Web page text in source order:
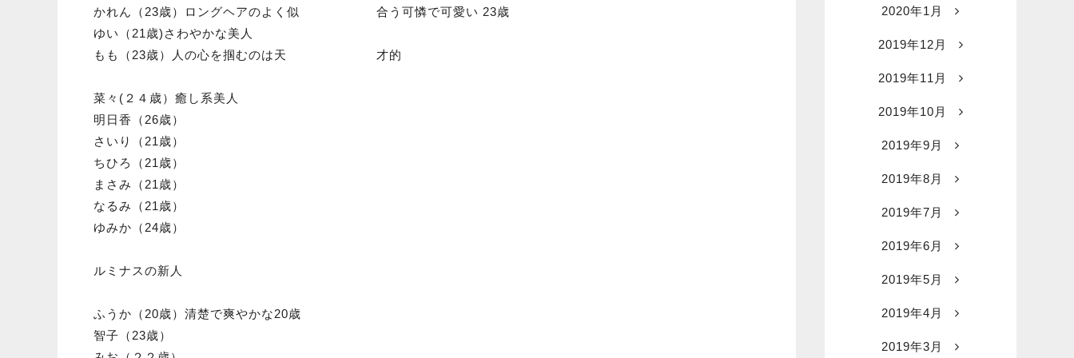
かれん（23歳）ロングヘアのよく似 合う可憐で可愛い 23歳
ゆい（21歳)さわやかな美人
もも（23歳）人の心を掴むのは天 才的
菜々(２４歳）癒し系美人
明日香（26歳）
さいり（21歳）
ちひろ（21歳）
まさみ（21歳）
なるみ（21歳）
ゆみか（24歳）
ルミナスの新人
ふうか（20歳）清楚で爽やかな20歳
智子（23歳）
2020年1月
2019年12月
2019年11月
2019年10月
2019年9月
2019年8月
2019年7月
2019年6月
2019年5月
2019年4月
2019年3月